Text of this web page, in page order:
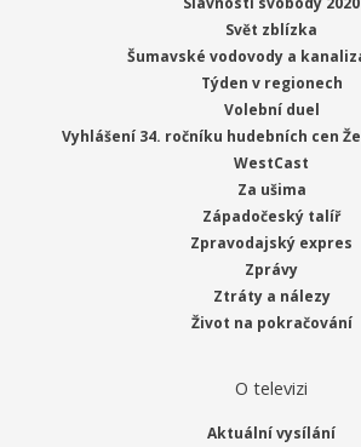
Svět zblízka
Šumavské vodovody a
Týden v regionech
Volební duel
Vyhlášení 34. ročníku hudebních cen
WestCast
Za ušima
Západočeský talíř
Zpravodajský expres
Zprávy
Ztráty a nálezy
Život na pokračování
O televizi
Aktuální vysílání